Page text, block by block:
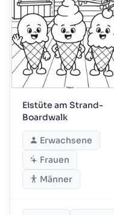
Eistüte am Strand-
Boardwalk
Erwachsene
Frauen
Männer